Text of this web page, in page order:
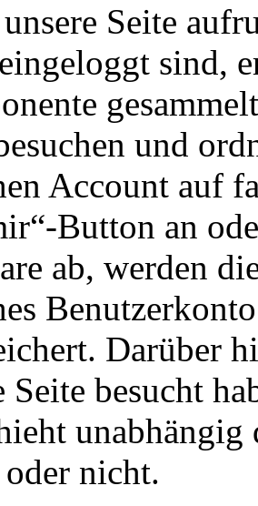
Seite
sind,
und
Account auf
Button an
ab, werden
Darüber
Seite besucht
nicht.